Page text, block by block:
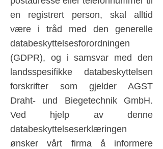
en registrert person, skal alltid
være i tråd med den generelle
databeskyttelsesforordningen
(GDPR), og i samsvar med den
landsspesifikke databeskyttelsen
forskrifter som gjelder AGST
Draht- und Biegetechnik GmbH.
Ved hjelp av denne
databeskyttelseserklæringen
ønsker vårt firma å informere